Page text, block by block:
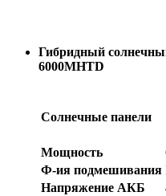
Гибридный
6000MHTD
Солнечные панели
Мощность
Ф-ия подмешивания
Напряжение АКБ